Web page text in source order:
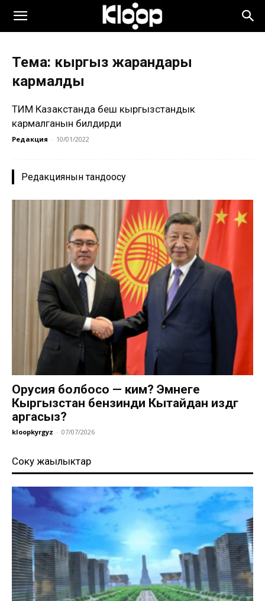
Тема: кыргыз жарандары
кармалды
ТИМ Казакстанда беш кыргызстандык
кармалганын билдирди
Редакция - 10/01/2022
Редакциянын тандоосу
Орусия болбосо — ким? Эмнеге
Кыргызстан бензинди Кытайдан издөөгө
аргасыз?
kloopkyrgyz - 07/07/2026
Соңку жаңылыктар